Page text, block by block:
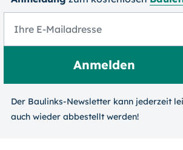
Der Baulinks-Newsletter kann jeder­zeit
auch wieder ab­bestellt werden!